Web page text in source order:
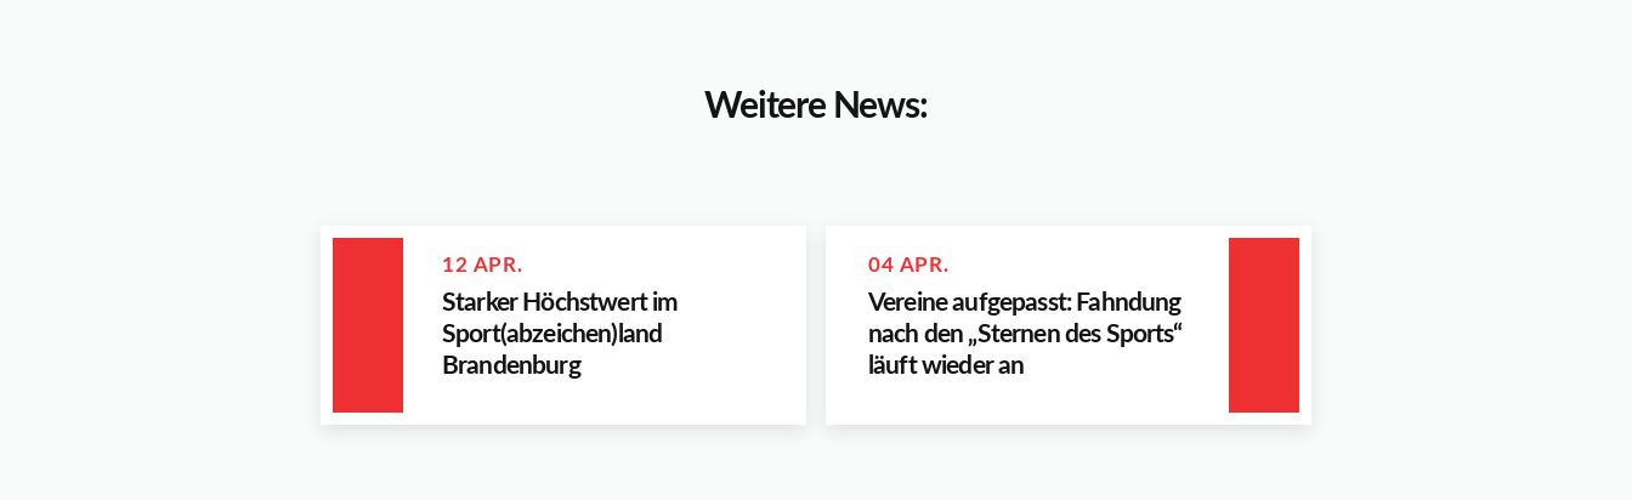
Weitere News:
12 APR.
Starker Höchstwert im
Sport(abzeichen)land
Brandenburg
04 APR.
Vereine aufgepasst: Fahndung
nach den „Sternen des Sports“
läuft wieder an